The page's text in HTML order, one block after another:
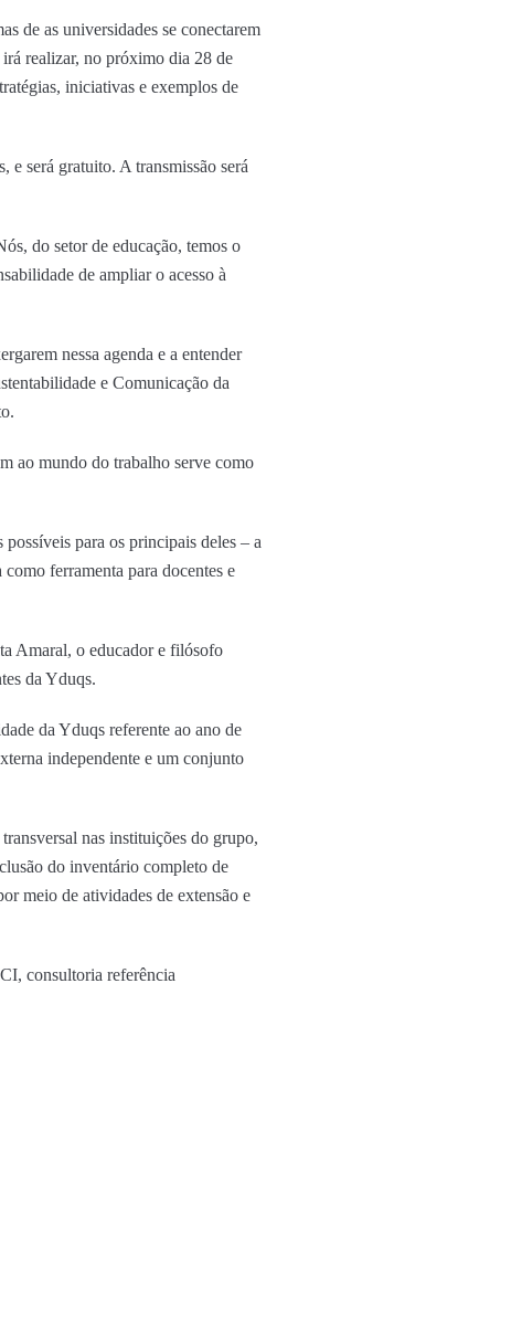
de as universidades se conectarem
realizar, no próximo dia 28 de
iniciativas e exemplos de
e será gratuito. A transmissão será
do setor de educação, temos o
de ampliar o acesso à
nessa agenda e a entender
e Comunicação da
ao mundo do trabalho serve como
para os principais deles – a
ferramenta para docentes e
Amaral, o educador e filósofo
da Yduqs.
da Yduqs referente ao ano de
independente e um conjunto
nas instituições do grupo,
do inventário completo de
meio de atividades de extensão e
consultoria referência